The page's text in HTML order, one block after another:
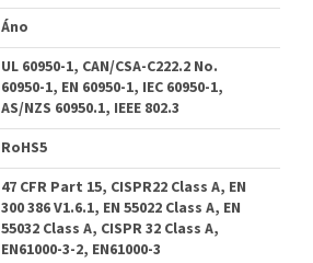
Áno
UL 60950-1, CAN/CSA-C222.2 No.
60950-1, EN 60950-1, IEC 60950-1,
AS/NZS 60950.1, IEEE 802.3
RoHS5
47 CFR Part 15, CISPR22 Class A, EN
300 386 V1.6.1, EN 55022 Class A, EN
55032 Class A, CISPR 32 Class A,
EN61000-3-2, EN61000-3